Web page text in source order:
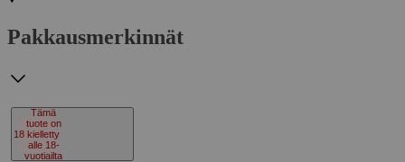
Pakkausmerkinnät
18
Tämä
tuote on
kielletty
alle 18-
vuotiailta